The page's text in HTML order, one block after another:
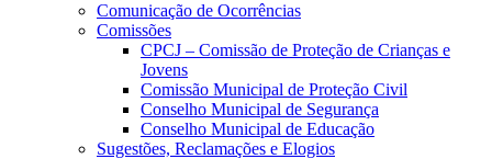
Comunicação de Ocorrências
Comissões
CPCJ – Comissão de Proteção de Crianças e
Jovens
Comissão Municipal de Proteção Civil
Conselho Municipal de Segurança
Conselho Municipal de Educação
Sugestões, Reclamações e Elogios